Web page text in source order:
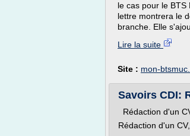
le cas pour le
lettre montrera le
branche. Elle
Lire la suite
Site : mon-
Savoirs CDI:
Rédaction d'un
Rédaction d'un